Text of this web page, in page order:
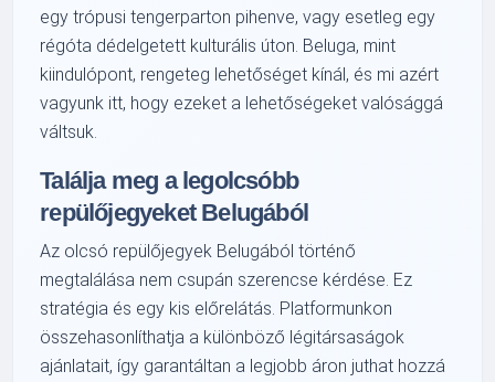
egy trópusi tengerparton pihenve, vagy esetleg egy
régóta dédelgetett kulturális úton. Beluga, mint
kiindulópont, rengeteg lehetőséget kínál, és mi azért
vagyunk itt, hogy ezeket a lehetőségeket valósággá
váltsuk.
Találja meg a legolcsóbb
repülőjegyeket Belugából
Az olcsó repülőjegyek Belugából történő
megtalálása nem csupán szerencse kérdése. Ez
stratégia és egy kis előrelátás. Platformunkon
összehasonlíthatja a különböző légitársaságok
ajánlatait, így garantáltan a legjobb áron juthat hozzá